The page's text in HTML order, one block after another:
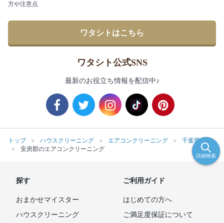
方や注意点
ワタシトはこちら
ワタシト公式SNS
最新のお役立ち情報を配信中♪
トップ ハウスクリーニング エアコンクリーニング
千葉県
安房郡のエアコンクリーニング
詳細検索
探す
おまかせマイスター
ハウスクリーニング
ご利用ガイド
はじめての方へ
ご満足度保証について